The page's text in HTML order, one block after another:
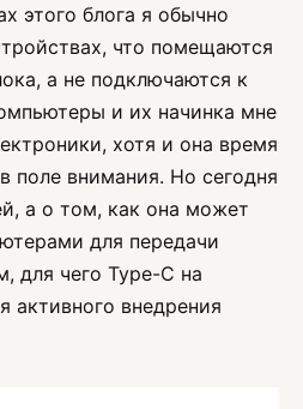
этого блога я обычно
что помещаются
а не подключаются к
и их начинка мне
хотя и она время
поле внимания. Но сегодня
а о том, как она может
для передачи
для чего Type-C на
активного внедрения